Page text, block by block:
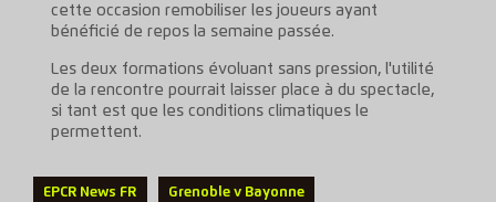
cette occasion remobiliser les joueurs ayant
bénéficié de repos la semaine passée.
Les deux formations évoluant sans pression, l'utilité
de la rencontre pourrait laisser place à du spectacle,
si tant est que les conditions climatiques le
permettent.
EPCR News FR Grenoble v Bayonne